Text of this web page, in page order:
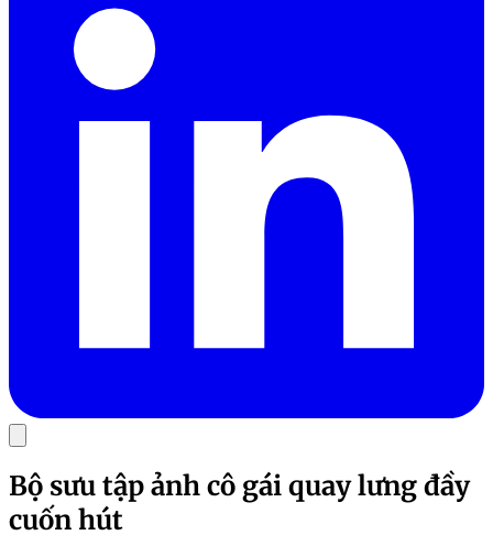
Bộ sưu tập ảnh cô gái quay lưng đầy
cuốn hút